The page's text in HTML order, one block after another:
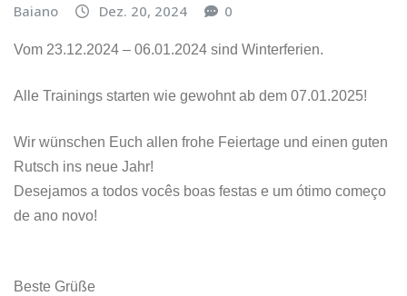
Baiano Dez. 20, 2024 0
Vom 23.12.2024 – 06.01.2024 sind Winterferien.
Alle Trainings starten wie gewohnt ab dem 07.01.2025!
Wir wünschen Euch allen frohe Feiertage und einen guten
Rutsch ins neue Jahr!
Desejamos a todos vocês boas festas e um ótimo começo
de ano novo!
Beste Grüße